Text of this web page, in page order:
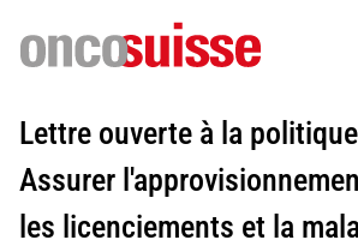
Lettre ouverte à la
Assurer
les licenciements et la